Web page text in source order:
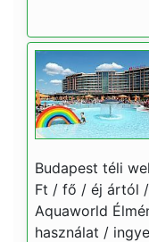
Budapest téli
Ft / fő / éj ártól
Aquaworld
használat /